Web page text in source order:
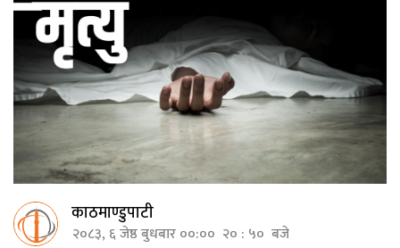
काठमाण्डुपाटी
२०८३, ६ जेष्ठ बुधबार ००:०० २० : ५० बजे